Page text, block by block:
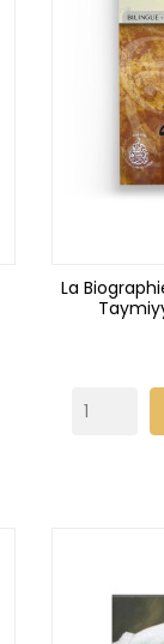
La